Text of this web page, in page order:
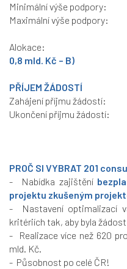
Minimální výše
Maximální výše podpory:
50 mil. Kč
Alokace:
2 mld.
0,8 mld. Kč – B)
PŘÍJEM ŽÁDOSTÍ
Zahájení příjmu žádostí:
Ukončení příjmu žádostí:
PROČ SI VYBRAT 201
- Nabídka zajištění
projektu zkušeným
- Nastavení optimalizací
kritériích tak, aby byla
- Realizace více než 620
mld. Kč.
- Působnost po celé ČR!